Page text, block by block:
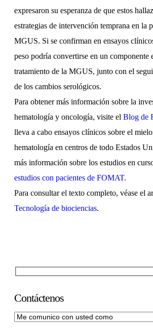
expresaron su esperanza de que estos
estrategias de intervención temprana en la
MGUS. Si se confirman en ensayos
peso podría convertirse en un componente
tratamiento de la MGUS, junto con el
de los cambios serológicos.
Para obtener más información sobre la
hematología y oncología, visite el Blog de
lleva a cabo ensayos clínicos sobre el
hematología en centros de todo Estados
más información sobre los estudios en
estudios con pacientes de FOMAT.
Para consultar el texto completo, véase el
Tecnología de biociencias.
Contáctenos